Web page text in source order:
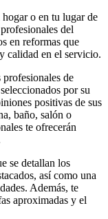
hogar o en tu lugar de
del
en reformas que
calidad en el servicio.
profesionales de
por su
positivas de sus
baño, salón o
te ofrecerán
se detallan los
así como una
Además, te
aproximadas y el